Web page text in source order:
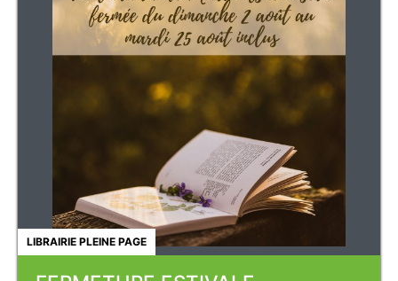
LIBRAIRIE PLEINE PAGE